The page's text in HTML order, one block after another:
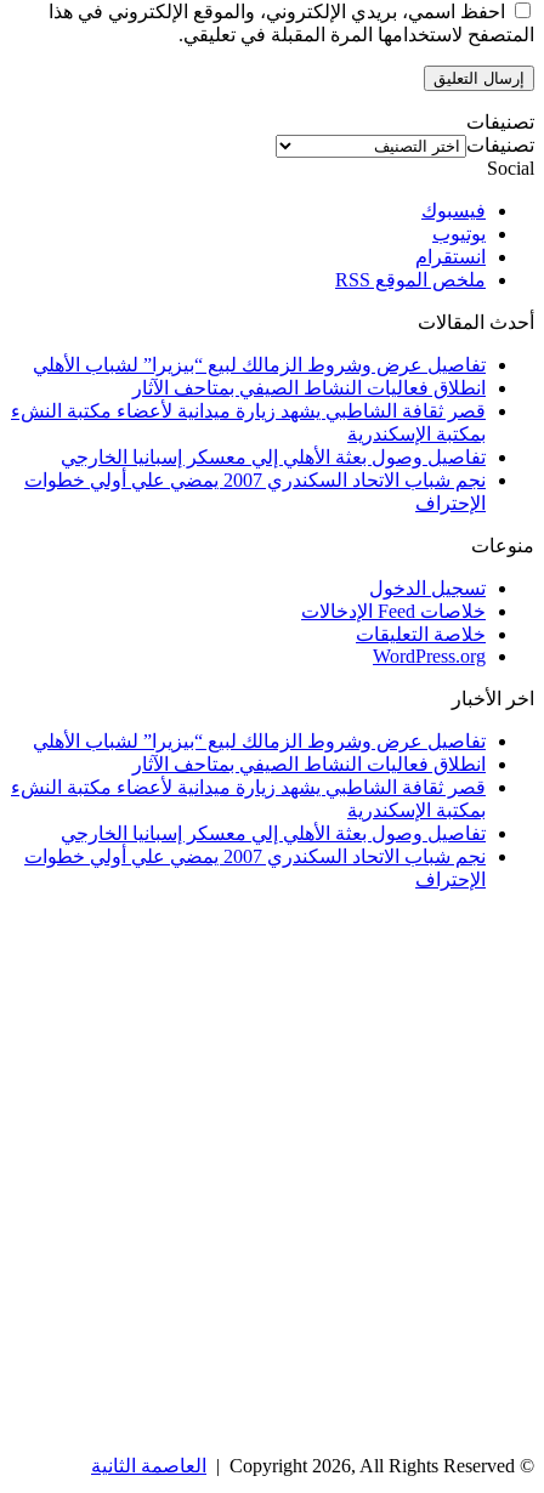
احفظ اسمي، بريدي الإلكتروني، والموقع الإلكتروني في هذا
المتصفح لاستخدامها المرة المقبلة في تعليقي.
تصنيفات
تصنيفات
Social
فيسبوك
يوتيوب
انستقرام
ملخص الموقع RSS
أحدث المقالات
تفاصيل عرض وشروط الزمالك لبيع “بيزيرا” لشباب الأهلي
انطلاق فعاليات النشاط الصيفي بمتاحف الآثار
قصر ثقافة الشاطبي يشهد زيارة ميدانية لأعضاء مكتبة النشء
بمكتبة الإسكندرية
تفاصيل وصول بعثة الأهلي إلي معسكر إسبانيا الخارجي
نجم شباب الاتحاد السكندري 2007 يمضي علي أولي خطوات
الإحتراف
منوعات
تسجيل الدخول
خلاصات Feed الإدخالات
خلاصة التعليقات
WordPress.org
اخر الأخبار
تفاصيل عرض وشروط الزمالك لبيع “بيزيرا” لشباب الأهلي
انطلاق فعاليات النشاط الصيفي بمتاحف الآثار
قصر ثقافة الشاطبي يشهد زيارة ميدانية لأعضاء مكتبة النشء
بمكتبة الإسكندرية
تفاصيل وصول بعثة الأهلي إلي معسكر إسبانيا الخارجي
نجم شباب الاتحاد السكندري 2007 يمضي علي أولي خطوات
الإحتراف
© Copyright 2026, All Rights Reserved | العاصمة الثانية